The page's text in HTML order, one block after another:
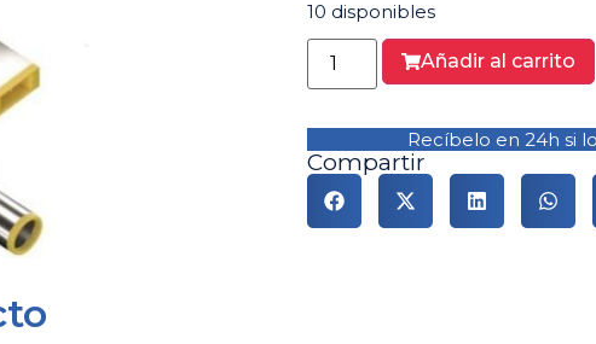
10 disponibles
Añadir al carrito
Recíbelo en 24h si
Compartir